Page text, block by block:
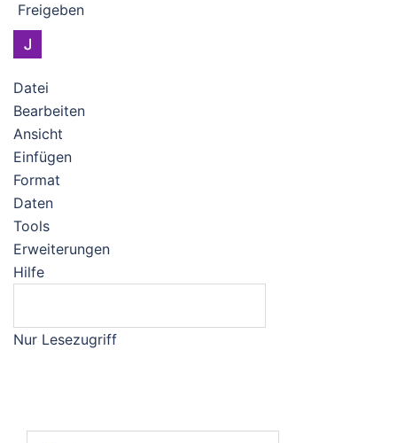
Freigeben
Datei
Bearbeiten
Ansicht
Einfügen
Format
Daten
Tools
Erweiterungen
Hilfe
Nur Lesezugriff